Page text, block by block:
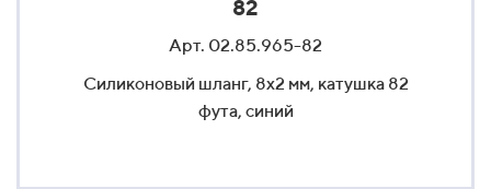
82
Арт. 02.85.965-82
Силиконовый шланг, 8x2 мм, катушка 82
фута, синий